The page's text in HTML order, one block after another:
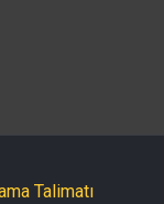
Talimatı